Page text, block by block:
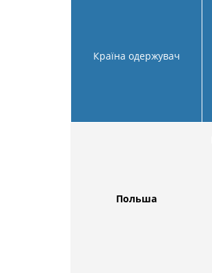
Країна одержувач
Польша